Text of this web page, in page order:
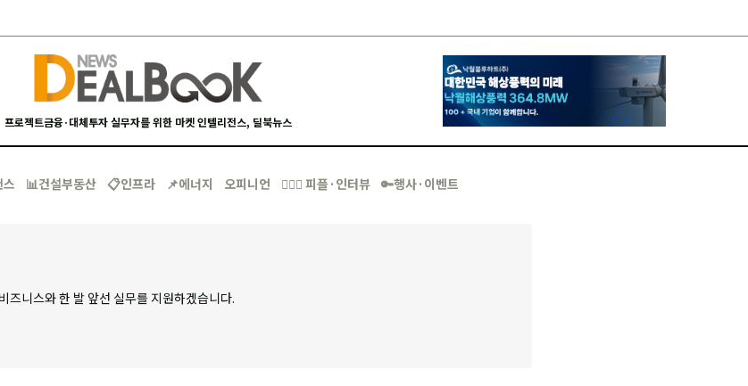
프로젝트금융·대체투자 실무자를 위한 마켓 인텔리전스, 딜북뉴스
스 📊건설부동산 📋인프라 📌에너지 오피니언 🙋🏻‍♂️ 피플·인터뷰 🔑행사·이벤트
즈니스와 한 발 앞선 실무를 지원하겠습니다.